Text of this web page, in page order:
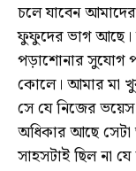
চলে যাবেন
ফুফুদের ভাগ আছে।
পড়াশোনার সুযোগ
কোলে। আমার মা
সে যে নিজের
অধিকার আছে সেটা
সাহসটাই ছিল না